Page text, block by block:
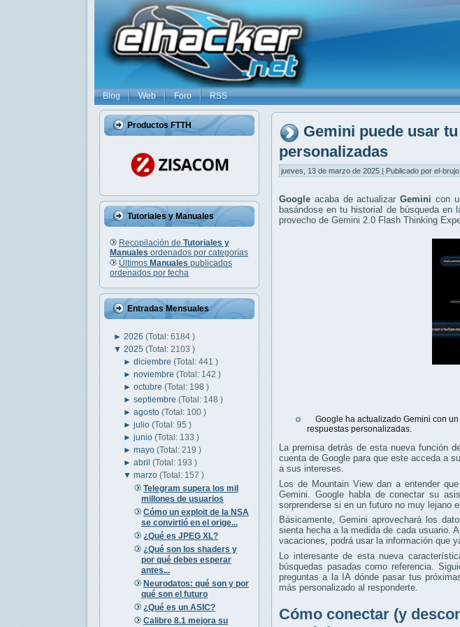
Blog Web Foro RSS
Productos FTTH
Tutoriales y Manuales
Recopilación de Tutoriales y
Manuales ordenados por categorías
Últimos Manuales publicados
ordenados por fecha
Entradas Mensuales
► 2026 (Total: 6184 )
▼ 2025 (Total: 2103 )
►diciembre(Total: 441 )
►noviembre(Total: 142 )
►octubre(Total: 198 )
►septiembre(Total: 148 )
►agosto(Total: 100 )
►julio(Total: 95 )
►junio(Total: 133 )
►mayo(Total: 219 )
►abril(Total: 193 )
▼marzo(Total: 157 )
Telegram supera los mil
millones de usuarios
Cómo un exploit de la NSA
se convirtió en el orige...
¿Qué es JPEG XL?
¿Qué son los shaders y
por qué debes esperar
antes...
Neurodatos: qué son y por
qué son el futuro
¿Qué es un ASIC?
Calibre 8.1 mejora su
Gemini puede usar
personalizadas
jueves, 13 de marzo de 2025 | Publicado por el-brujo
Google acaba de actualizarGemini con
basándose en tu historial de búsqueda
provecho de Gemini 2.0 Flash Thinking
Google ha actualizado Gemini con
respuestas personalizadas.
La premisa detrás de esta nueva función
cuenta de Google para que este acceda a
a sus intereses.
Los de Mountain View dan a entender
Gemini. Google habla de conectar su
sorprenderse si en un futuro no muy lejano
Básicamente, Gemini aprovechará los
sienta hecha a la medida de cada usuario.
vacaciones, podrá usar la información que
Lo interesante de esta nueva
búsquedas pasadas como referencia.
preguntas a la IA dónde pasar tus
más personalizado al responderte.
Cómo conectar (y